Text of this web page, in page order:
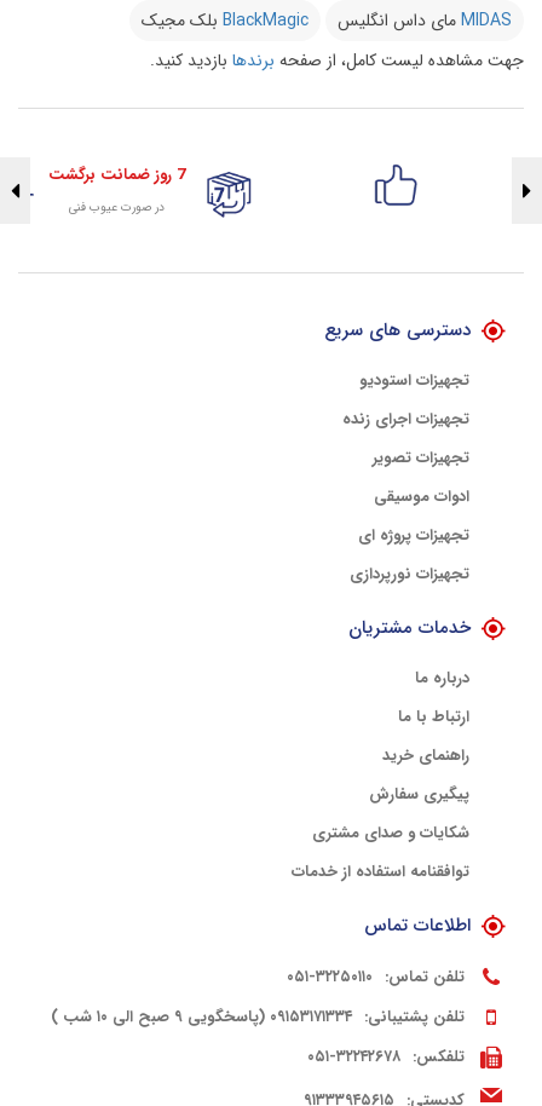
MIDASمای داس انگلیس BlackMagic بلک مجیک
جهت مشاهده لیست کامل، از صفحه برندها بازدید کنید.
7 روز ضمانت برگشت
در صورت عیوب فنی
دسترسی های سریع
تجهیزات استودیو
تجهیزات اجرای زنده
تجهیزات تصویر
ادوات موسیقی
تجهیزات پروژه ای
تجهیزات نورپردازی
خدمات مشتریان
درباره ما
ارتباط با ما
راهنمای خرید
پیگیری سفارش
شکایات و صدای مشتری
توافقنامه استفاده از خدمات
اطلاعات تماس
تلفن تماس: ۳۲۲۵۰۱۱۰-۰۵۱
تلفن پشتیبانی: ۰۹۱۵۳۱۷۱۳۳۴ (پاسخگویی ۹ صبح الی ۱۰ شب )
تلفکس: ۳۲۲۴۲۶۷۸-۰۵۱
کدپستی: ۹۱۳۳۳۹۴۵۶۱۵